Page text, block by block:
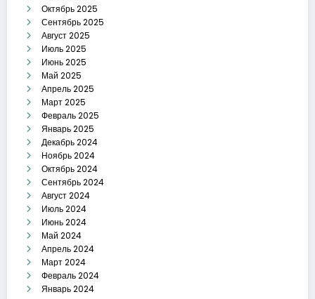
Октябрь 2025
Сентябрь 2025
Август 2025
Июль 2025
Июнь 2025
Май 2025
Апрель 2025
Март 2025
Февраль 2025
Январь 2025
Декабрь 2024
Ноябрь 2024
Октябрь 2024
Сентябрь 2024
Август 2024
Июль 2024
Июнь 2024
Май 2024
Апрель 2024
Март 2024
Февраль 2024
Январь 2024